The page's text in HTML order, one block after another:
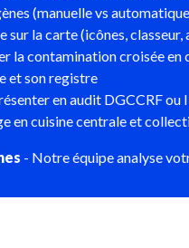
(manuelle vs
sur la carte (icônes,
la contamination croisée en
et son registre
en audit DGCCRF ou
en cuisine centrale et
- Notre équipe analyse